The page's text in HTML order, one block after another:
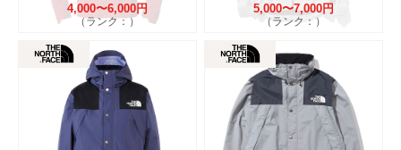
4,000〜6,000円
（ランク：）
5,000〜7,000円
（ランク：）